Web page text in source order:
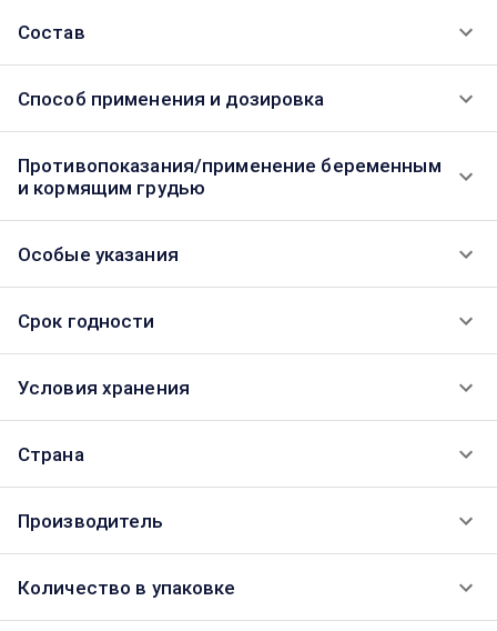
Состав
Способ применения и дозировка
Противопоказания/применение беременным
и кормящим грудью
Особые указания
Срок годности
Условия хранения
Страна
Производитель
Количество в упаковке